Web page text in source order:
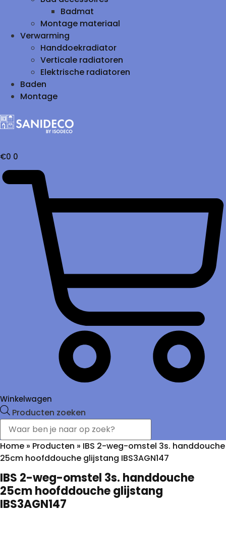
Badmat
Montage materiaal
Verwarming
Handdoekradiator
Verticale radiatoren
Elektrische radiatoren
Baden
Montage
€0 0
Winkelwagen
Producten zoeken
Home » Producten » IBS 2-weg-omstel 3s. handdouche
25cm hoofddouche glijstang IBS3AGN147
IBS 2-weg-omstel 3s. handdouche
25cm hoofddouche glijstang
IBS3AGN147